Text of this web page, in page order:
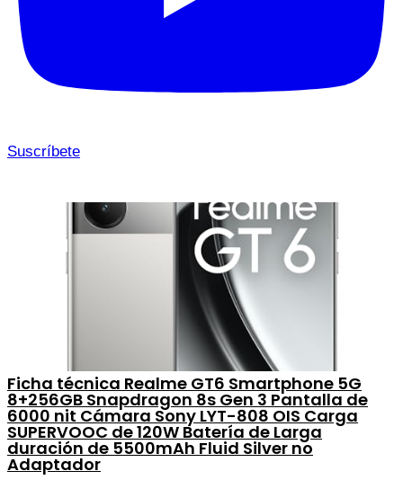
Suscríbete
Ficha técnica Realme GT6 Smartphone 5G
8+256GB Snapdragon 8s Gen 3 Pantalla de
6000 nit Cámara Sony LYT-808 OIS Carga
SUPERVOOC de 120W Batería de Larga
duración de 5500mAh Fluid Silver no
Adaptador